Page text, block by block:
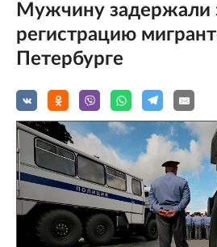
Мужчину задержали
регистрацию
Петербурге